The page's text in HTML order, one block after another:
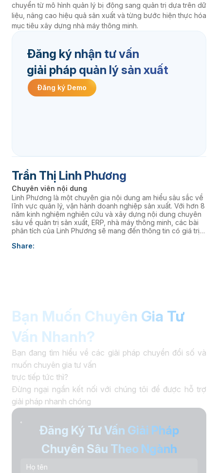
chuyển từ mô hình quản lý bị động sang quản trị dựa trên dữ
liệu, nâng cao hiệu quả sản xuất và từng bước hiện thực hóa
mục tiêu xây dựng nhà máy thông minh.
Đăng ký nhận tư vấn
giải pháp quản lý sản xuất
Đăng ký Demo
Trần Thị Linh Phương
Chuyên viên nội dung
Linh Phương là một chuyên gia nội dung am hiểu sâu sắc về
lĩnh vực quản lý, vận hành doanh nghiệp sản xuất. Với hơn 8
năm kinh nghiệm nghiên cứu và xây dựng nội dung chuyên
sâu về quản trị sản xuất, ERP, nhà máy thông minh, các bài
phân tích của Linh Phương sẽ mang đến thông tin có giá trị
thúc đẩy chuyển đổi số. âaaa
Share:
Bạn Muốn Chuyên Gia Tư
Vấn Nhanh?
Bạn đang tìm hiểu về các giải pháp chuyển đổi số và
muốn chuyên gia tư vấn
trực tiếp tức thì?
Đừng ngại ngần kết nối với chúng tôi để được hỗ trợ
giải pháp nhanh chóng
Đăng Ký Tư Vấn Giải Pháp
Chuyên Sâu Theo Ngành